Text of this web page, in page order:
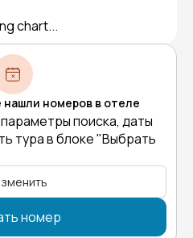
chart...
номеров в отеле
поиска, даты
тура в блоке "Выбрать
номер